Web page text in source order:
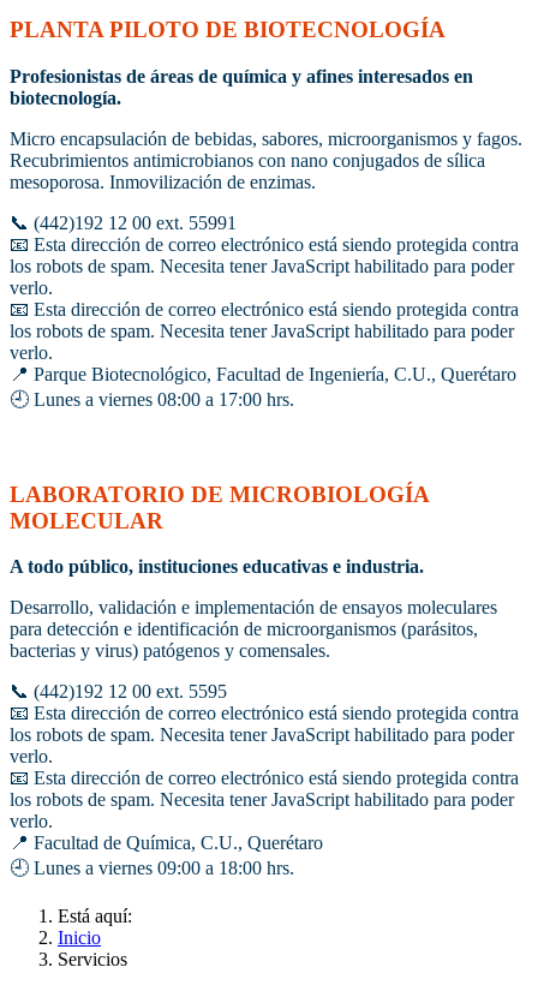
PLANTA PILOTO DE BIOTECNOLOGÍA
Profesionistas de áreas de química y afines interesados en
biotecnología.
Micro encapsulación de bebidas, sabores, microorganismos y fagos.
Recubrimientos antimicrobianos con nano conjugados de sílica
mesoporosa. Inmovilización de enzimas.
📞 (442)192 12 00 ext. 55991
📧 Esta dirección de correo electrónico está siendo protegida contra
los robots de spam. Necesita tener JavaScript habilitado para poder
verlo.
📧 Esta dirección de correo electrónico está siendo protegida contra
los robots de spam. Necesita tener JavaScript habilitado para poder
verlo.
📍 Parque Biotecnológico, Facultad de Ingeniería, C.U., Querétaro
🕘 Lunes a viernes 08:00 a 17:00 hrs.
LABORATORIO DE MICROBIOLOGÍA
MOLECULAR
A todo público, instituciones educativas e industria.
Desarrollo, validación e implementación de ensayos moleculares
para detección e identificación de microorganismos (parásitos,
bacterias y virus) patógenos y comensales.
📞 (442)192 12 00 ext. 5595
📧 Esta dirección de correo electrónico está siendo protegida contra
los robots de spam. Necesita tener JavaScript habilitado para poder
verlo.
📧 Esta dirección de correo electrónico está siendo protegida contra
los robots de spam. Necesita tener JavaScript habilitado para poder
verlo.
📍 Facultad de Química, C.U., Querétaro
🕘 Lunes a viernes 09:00 a 18:00 hrs.
Está aquí:
Inicio
Servicios